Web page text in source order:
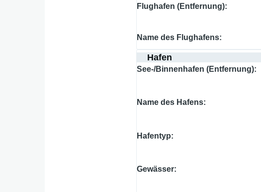
Flughafen (Entfernung)
Name des Flughafens
Hafen
See-/Binnenhafen (Entfernung)
Name des Hafens
Hafentyp
Gewässer